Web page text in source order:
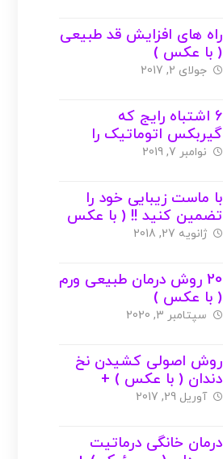
راه های افزایش قد طبیعی
( با عکس )
جولای 2, 2017
6 اشتباه رایج که
گیربکس اتوماتیک را
داغون میکند !!!
نوامبر 7, 2019
با ماست زیبایی خود را
تضمین کنید !! ( با عکس
)
ژانویه 27, 2018
20 روش درمان طبیعی ورم
( با عکس )
سپتامبر 3, 2020
روش اصولی کشیدن نخ
دندان ( با عکس ) +
راهنمای خرید
آوریل 29, 2017
درمان خانگی درماتیت